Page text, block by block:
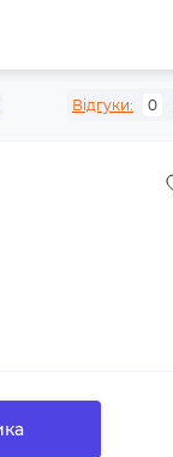
Відгуки: 0